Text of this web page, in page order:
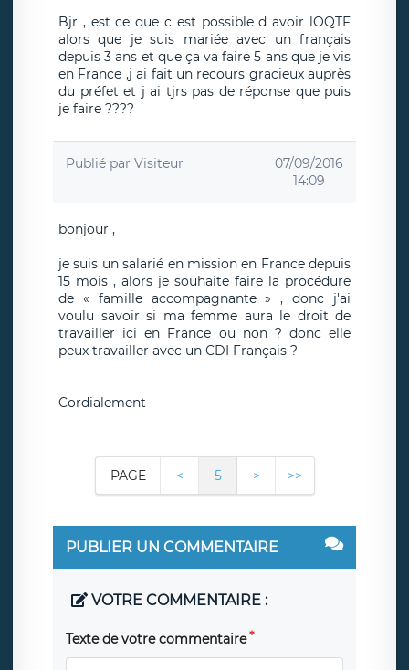
Bjr , est ce que c est possible d avoir lOQTF
alors que je suis mariée avec un français
depuis 3 ans et que ça va faire 5 ans que je vis
en France ,j ai fait un recours gracieux auprès
du préfet et j ai tjrs pas de réponse que puis
je faire ????
Publié par Visiteur
07/09/2016
14:09
bonjour ,
je suis un salarié en mission en France depuis
15 mois , alors je souhaite faire la procédure
de « famille accompagnante » , donc j'ai
voulu savoir si ma femme aura le droit de
travailler ici en France ou non ? donc elle
peux travailler avec un CDI Français ?
Cordialement
PAGE < 5 > >>
PUBLIER UN COMMENTAIRE
VOTRE COMMENTAIRE :
Texte de votre commentaire